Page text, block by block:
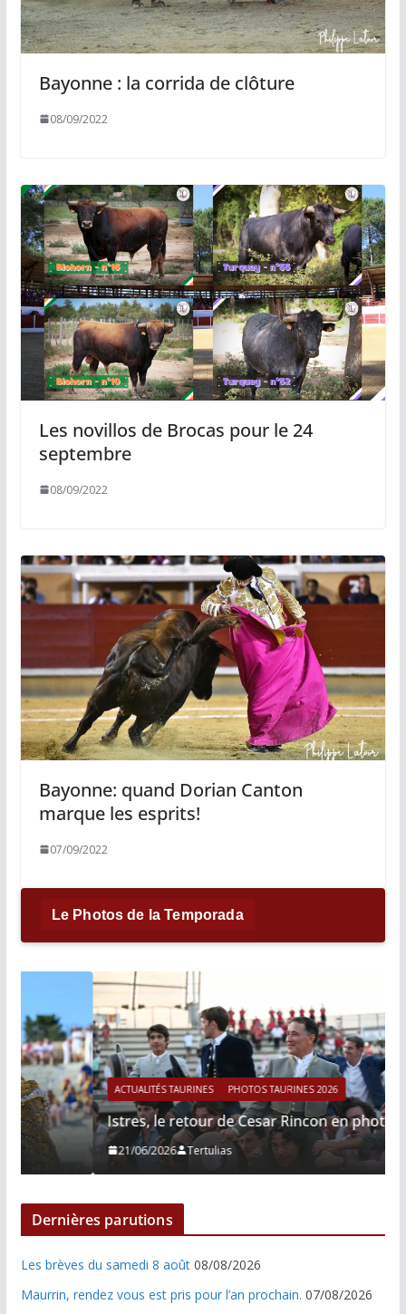
Bayonne : la corrida de clôture
08/09/2022
Les novillos de Brocas pour le 24
septembre
08/09/2022
Bayonne: quand Dorian Canton
marque les esprits!
07/09/2022
Le Photos de la Temporada
ACTUALITÉS TAURINES PHOTOS TAURINES 2026
Istres, le retour de Cesar Rincon en photos
21/06/2026 Tertulias
Dernières parutions
Les brèves du samedi 8 août 08/08/2026
Maurrin, rendez vous est pris pour l’an prochain. 07/08/2026